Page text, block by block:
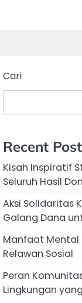
Cari
Recent
Kisah Inspiratif
Seluruh Hasil
Aksi Solidaritas
Galang Dana
Manfaat Mental
Relawan Sosial
Peran
Lingkungan